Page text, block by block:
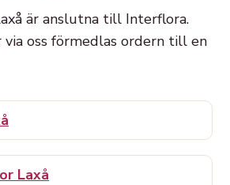
är anslutna till Interflora.
oss förmedlas ordern till en
Laxå